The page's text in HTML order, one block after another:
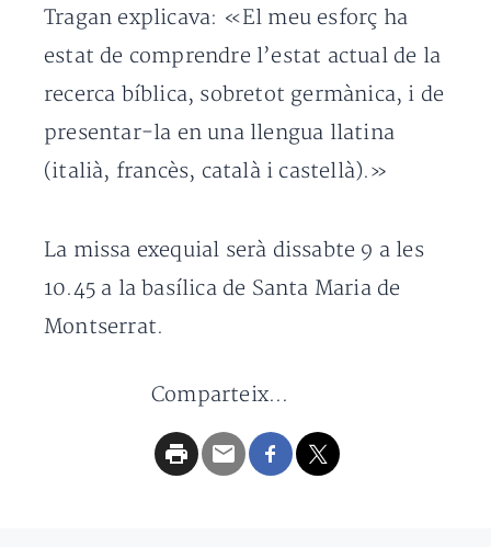
Tragan explicava: «El meu esforç ha
estat de comprendre l’estat actual de la
recerca bíblica, sobretot germànica, i de
presentar-la en una llengua llatina
(italià, francès, català i castellà).»
La missa exequial serà dissabte 9 a les
10.45 a la basílica de Santa Maria de
Montserrat.
Comparteix...